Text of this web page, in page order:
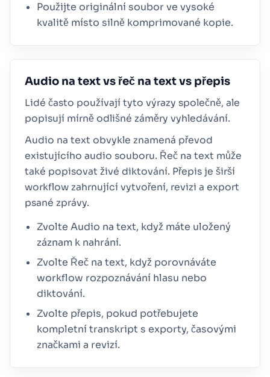
Použijte originální soubor ve vysoké
kvalitě místo silně komprimované kopie.
Audio na text vs řeč na text vs přepis
Lidé často používají tyto výrazy společně, ale
popisují mírně odlišné záměry vyhledávání.
Audio na text obvykle znamená převod
existujícího audio souboru. Řeč na text může
také popisovat živé diktování. Přepis je širší
workflow zahrnující vytvoření, revizi a export
psané zprávy.
Zvolte Audio na text, když máte uložený
záznam k nahrání.
Zvolte Řeč na text, když porovnáváte
workflow rozpoznávání hlasu nebo
diktování.
Zvolte přepis, pokud potřebujete
kompletní transkript s exporty, časovými
značkami a revizí.